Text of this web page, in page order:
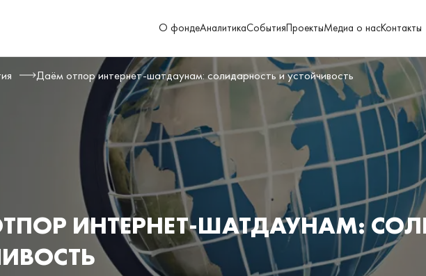
О фондеАналитикаСобытияПроектыМедиа о насКонтакты
Даём отпор интернет-шатдаунам: солидарность и устойчивость
ИНТЕРНЕТ-ШАТДАУНАМ: